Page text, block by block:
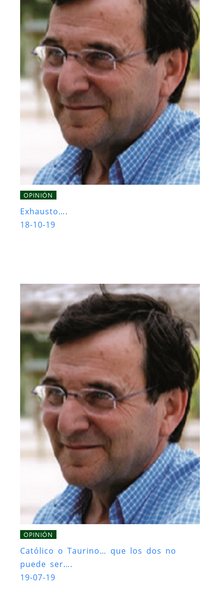
OPINIÓN
Exhausto….
18-10-19
OPINIÓN
Católico o Taurino… que los dos no
puede ser….
19-07-19